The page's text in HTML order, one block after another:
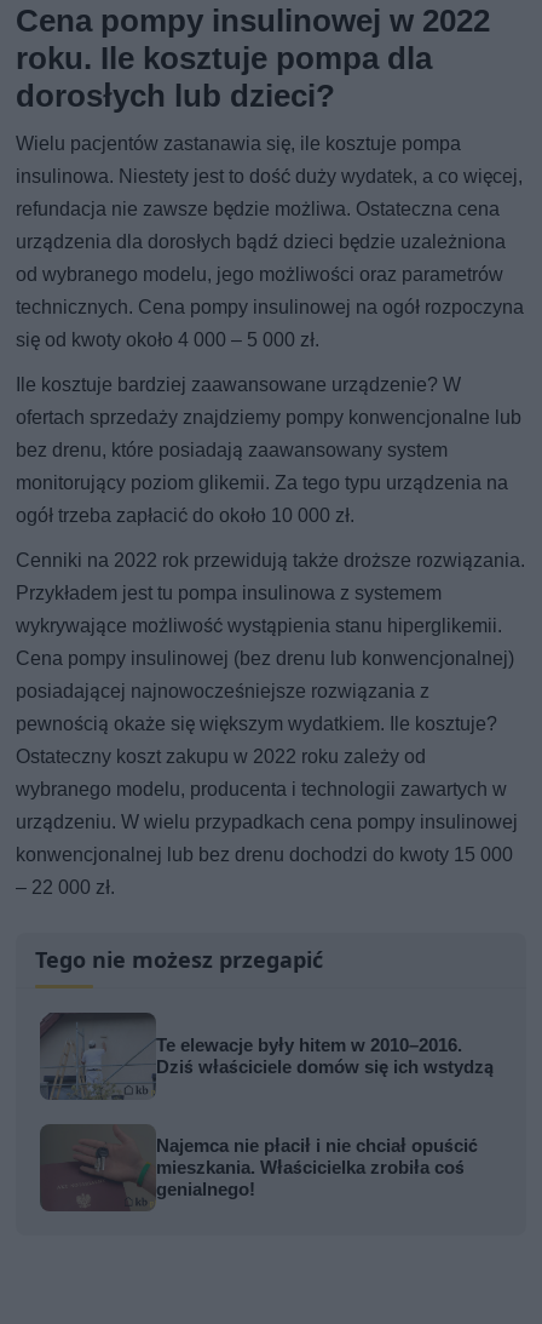
Cena pompy insulinowej w 2022
roku. Ile kosztuje pompa dla
dorosłych lub dzieci?
Wielu pacjentów zastanawia się, ile kosztuje pompa
insulinowa. Niestety jest to dość duży wydatek, a co więcej,
refundacja nie zawsze będzie możliwa. Ostateczna cena
urządzenia dla dorosłych bądź dzieci będzie uzależniona
od wybranego modelu, jego możliwości oraz parametrów
technicznych. Cena pompy insulinowej na ogół rozpoczyna
się od kwoty około 4 000 – 5 000 zł.
Ile kosztuje bardziej zaawansowane urządzenie? W
ofertach sprzedaży znajdziemy pompy konwencjonalne lub
bez drenu, które posiadają zaawansowany system
monitorujący poziom glikemii. Za tego typu urządzenia na
ogół trzeba zapłacić do około 10 000 zł.
Cenniki na 2022 rok przewidują także droższe rozwiązania.
Przykładem jest tu pompa insulinowa z systemem
wykrywające możliwość wystąpienia stanu hiperglikemii.
Cena pompy insulinowej (bez drenu lub konwencjonalnej)
posiadającej najnowocześniejsze rozwiązania z
pewnością okaże się większym wydatkiem. Ile kosztuje?
Ostateczny koszt zakupu w 2022 roku zależy od
wybranego modelu, producenta i technologii zawartych w
urządzeniu. W wielu przypadkach cena pompy insulinowej
konwencjonalnej lub bez drenu dochodzi do kwoty 15 000
– 22 000 zł.
Tego nie możesz przegapić
Te elewacje były hitem w 2010–2016.
Dziś właściciele domów się ich wstydzą
Najemca nie płacił i nie chciał opuścić
mieszkania. Właścicielka zrobiła coś
genialnego!